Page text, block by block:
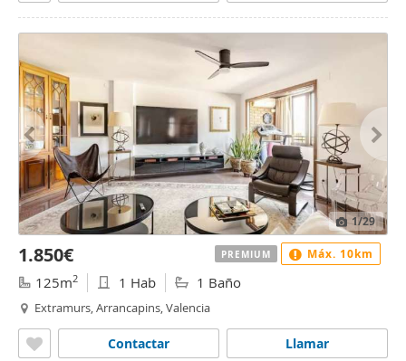
1/29
1.850€
125m2 1 Hab 1 Baño
Extramurs, Arrancapins, Valencia
Llamar
Contactar
PREMIUM Máx. 10km